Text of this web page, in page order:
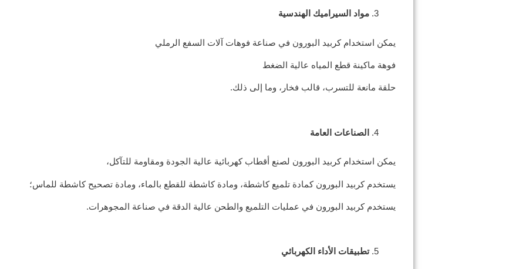
مواد السيراميك الهندسية
يمكن استخدام كربيد البورون في صناعة فوهات آلات السفع الرملي
فوهة ماكينة قطع المياه عالية الضغط
حلقة مانعة للتسرب، قالب فخار، وما إلى ذلك.
الصناعات العامة
يمكن استخدام كربيد البورون لصنع أقطاب كهربائية عالية الجودة ومقاومة للتآكل،
يستخدم كربيد البورون كمادة تلميع كاشطة، ومادة كاشطة للقطع بالماء، ومادة تصحيح كاشطة للماس؛
يستخدم كربيد البورون في عمليات التلميع والطحن عالية الدقة في صناعة المجوهرات.
تطبيقات الأداء الكهربائي